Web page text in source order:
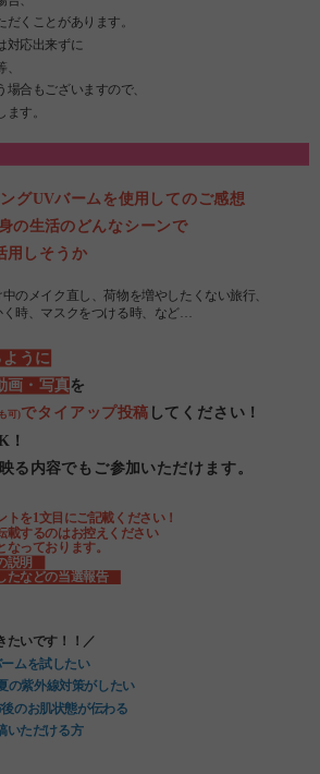
くことがあります。
対応出来ずに
合もございますので、
す。
グUVバームを使用してのご感想
の生活のどんなシーンで
しそうか
のメイク直し、荷物を増やしたくない旅行、
く時、マスクをつける時、など…
うに
画・写真を
可)でタイアップ投稿 してください！
！
る内容でもご参加いただけます。
を1文目にご記載ください！
するのはお控えください
っております。
説明
たなどの当選報告
たいです！！／
ムを試したい
の紫外線対策がしたい
のお肌状態が伝わる
いただける方